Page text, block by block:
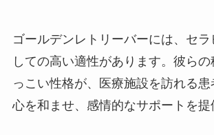
ゴールデンレトリーバーには、セラ
しての高い適性があります。彼ら
っこい性格が、医療施設を訪れる
心を和ませ、感情的なサポートを提